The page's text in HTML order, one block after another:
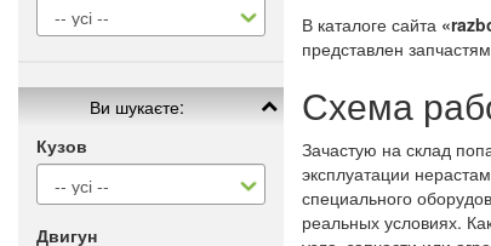
Ви шукаєте:
Кузов
Двигун
В каталоге сайта
представлен
Схема
Зачастую на склад
эксплуатации
специального
реальных условиях.